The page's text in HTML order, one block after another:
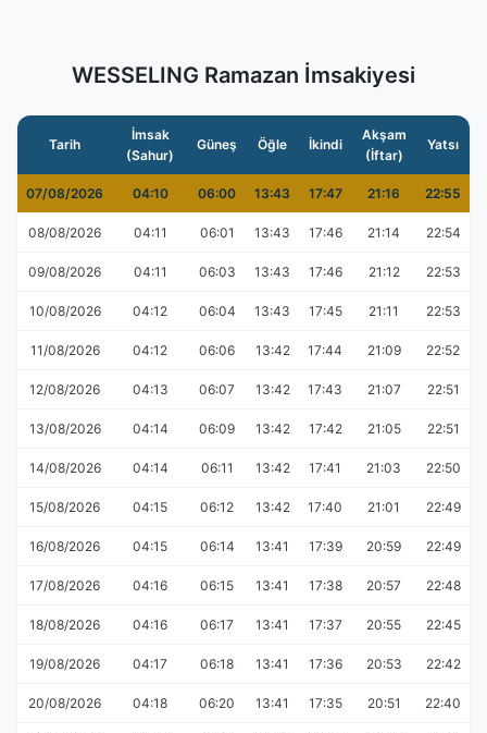
WESSELING Ramazan İmsakiyesi
Tarih
İmsak
(Sahur)
Güneş Öğle İkindi
Akşam
(İftar)
Yatsı
07/08/2026 04:10 06:00 13:43 17:47 21:16 22:55
08/08/2026 04:11 06:01 13:43 17:46 21:14 22:54
09/08/2026 04:11 06:03 13:43 17:46 21:12 22:53
10/08/2026 04:12 06:04 13:43 17:45 21:11 22:53
11/08/2026 04:12 06:06 13:42 17:44 21:09 22:52
12/08/2026 04:13 06:07 13:42 17:43 21:07 22:51
13/08/2026 04:14 06:09 13:42 17:42 21:05 22:51
14/08/2026 04:14 06:11 13:42 17:41 21:03 22:50
15/08/2026 04:15 06:12 13:42 17:40 21:01 22:49
16/08/2026 04:15 06:14 13:41 17:39 20:59 22:49
17/08/2026 04:16 06:15 13:41 17:38 20:57 22:48
18/08/2026 04:16 06:17 13:41 17:37 20:55 22:45
19/08/2026 04:17 06:18 13:41 17:36 20:53 22:42
20/08/2026 04:18 06:20 13:41 17:35 20:51 22:40